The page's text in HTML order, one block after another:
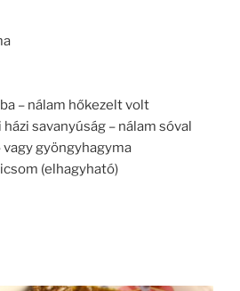
– nálam hőkezelt volt
savanyúság – nálam sóval
gyöngyhagyma
(elhagyható)